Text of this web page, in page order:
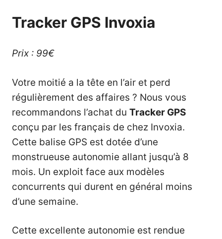
Tracker GPS Invoxia
Prix : 99€
Votre moitié a la tête en l’air et perd
régulièrement des affaires ? Nous vous
recommandons l’achat du Tracker GPS
conçu par les français de chez Invoxia.
Cette balise GPS est dotée d’une
monstrueuse autonomie allant jusqu’à 8
mois. Un exploit face aux modèles
concurrents qui durent en général moins
d’une semaine.
Cette excellente autonomie est rendue